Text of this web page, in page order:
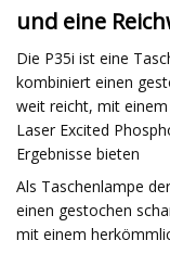
und eine
Die P35i ist eine
kombiniert einen
weit reicht, mit
Laser Excited
Ergebnisse bieten
Als Taschenlampe
einen gestochen
mit einem